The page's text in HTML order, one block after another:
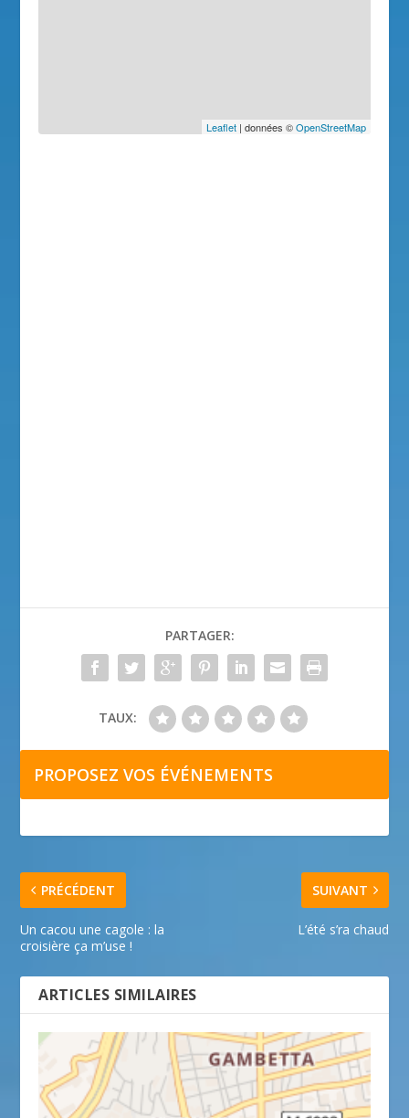
Leaflet| données ©OpenStreetMap
PARTAGER:
TAUX:
PROPOSEZ VOS ÉVÉNEMENTS
PRÉCÉDENT
Un cacou une cagole : la
croisière ça m’use !
SUIVANT
L’été s’ra chaud
ARTICLES SIMILAIRES